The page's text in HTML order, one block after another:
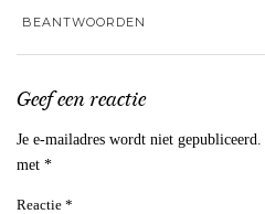
BEANTWOORDEN
Geef een reactie
Je e-mailadres wordt niet gepubliceerd.
met *
Reactie *